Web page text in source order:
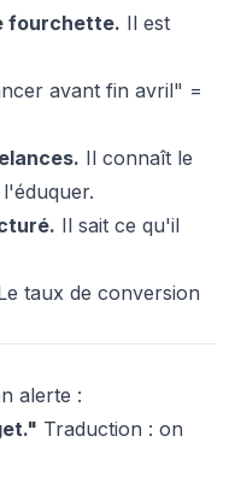
fourchette. Il est
avant fin avril" =
Il connaît le
Il sait ce qu'il
taux de conversion
alerte :
Traduction : on